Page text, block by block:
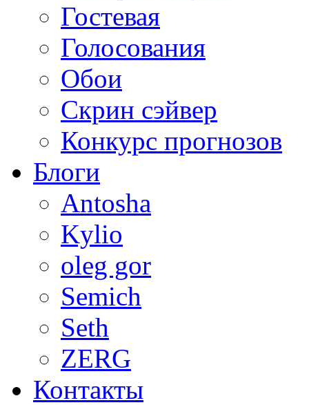
Гостевая
Голосования
Обои
Скрин сэйвер
Конкурс прогнозов
Блоги
Antosha
Kylio
oleg gor
Semich
Seth
ZERG
Контакты